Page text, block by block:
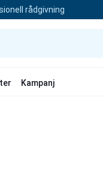
rådgivning
Kampanj